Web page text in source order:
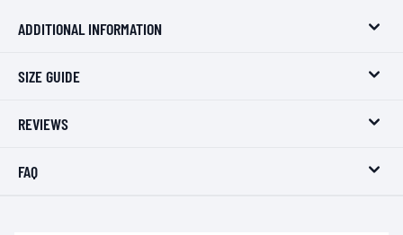
ADDITIONAL INFORMATION
SIZE GUIDE
REVIEWS
FAQ